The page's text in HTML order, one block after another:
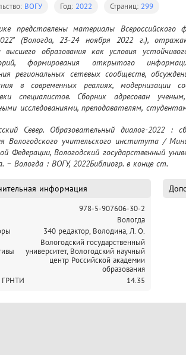
ВОГУ Год: 2022 Страниц: 299
представлены материалы Всероссийского
(Вологда, 23-24 ноября 2022 г.),
высшего образования как условия
формирования открытого
региональных сетевых сообществ,
в современных реалиях, модернизации
специалистов. Сборник адресован
исследованиями, преподавателям,
власти субъектов Российской
власти области, муниципальных
организаций и движений
Вологодского учительского института /
Федерации, Вологодский государственный
– Вологда : ВОГУ, 2022Библиогр. в конце ст.
информация
978-5-907606-30-2
Вологда
340 редактор, Володина, Л. О.
Вологодский государственный
университет, Вологодский научный
центр Российской академии
образования
ГРНТИ
14.35